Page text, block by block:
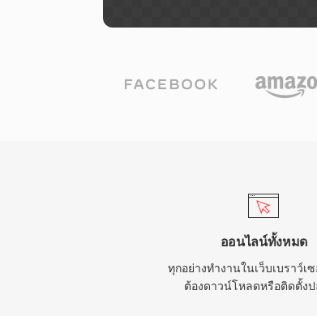
ออนไลน์ทั้งหมด
ทุกอย่างทำงานในเว็บเบราว์เ
ต้องดาวน์โหลดหรือติดตั้ง